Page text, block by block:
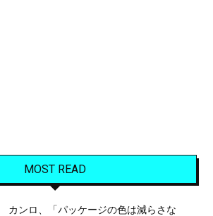
MOST READ
カンロ、「パッケージの色は減らさな